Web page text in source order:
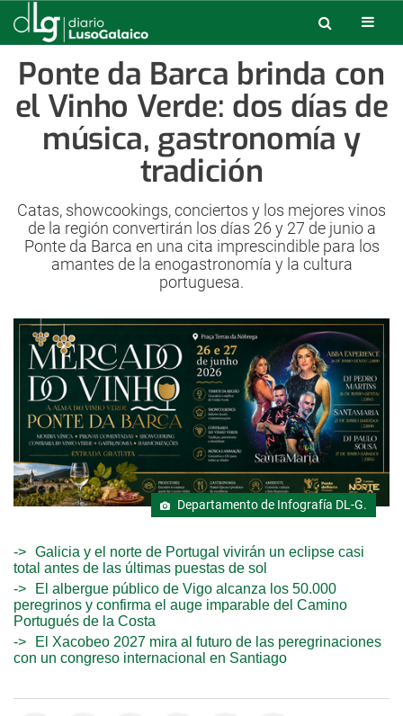
Ponte da Barca brinda con
el Vinho Verde: dos días de
música, gastronomía y
tradición
Catas, showcookings, conciertos y los mejores vinos
de la región convertirán los días 26 y 27 de junio a
Ponte da Barca en una cita imprescindible para los
amantes de la enogastronomía y la cultura
portuguesa.
Departamento de Infografía DL-G.
Galicia y el norte de Portugal vivirán un eclipse casi
total antes de las últimas puestas de sol
El albergue público de Vigo alcanza los 50.000
peregrinos y confirma el auge imparable del Camino
Portugués de la Costa
El Xacobeo 2027 mira al futuro de las peregrinaciones
con un congreso internacional en Santiago